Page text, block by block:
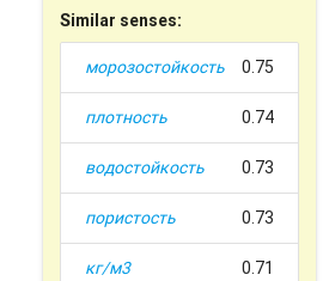
Similar senses:
морозостойкость 0.75
плотность 0.74
водостойкость 0.73
пористость 0.73
кг/м3 0.71